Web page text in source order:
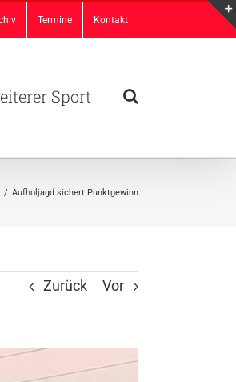
Termine Kontakt
Sport
/ Aufholjagd sichert Punktgewinn
Zurück Vor